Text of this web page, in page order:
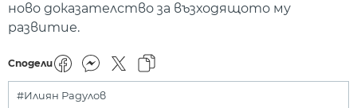
ново доказателство за възходящото му
развитие.
Сподели
#Илиян Радулов